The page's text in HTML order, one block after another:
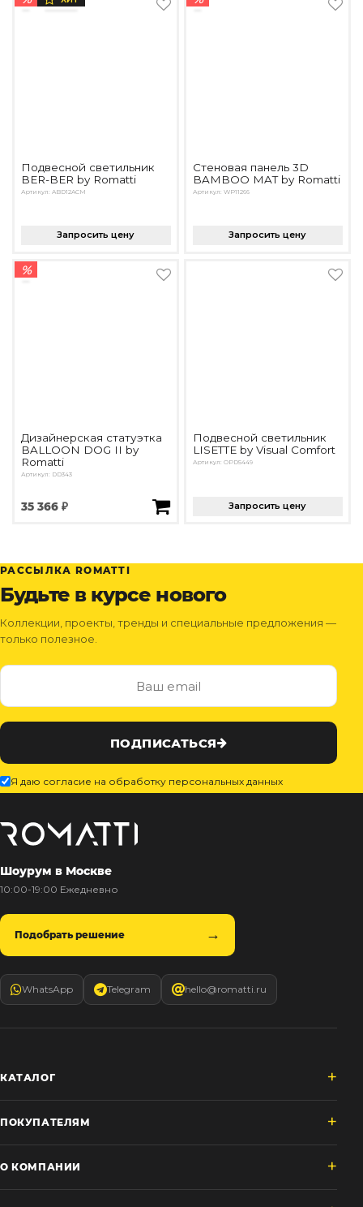
Подвесной светильник
BER-BER by Romatti
Артикул: ABD12ACM
Запросить цену
Стеновая панель 3D
BAMBOO MAT by Romatti
Артикул: WP11266
Запросить цену
%
Дизайнерская статуэтка
BALLOON DOG II by
Romatti
Артикул: DD343
35 366 ₽
Подвесной светильник
LISETTE by Visual Comfort
Артикул: OPD5449
Запросить цену
РАССЫЛКА ROMATTI
Будьте в курсе нового
Коллекции, проекты, тренды и специальные предложения —
только полезное.
ПОДПИСАТЬСЯ
Я даю согласие на обработку персональных данных
Шоурум в Москве
10:00-19:00 Ежедневно
Подобрать решение
WhatsApp Telegram hello@romatti.ru
КАТАЛОГ
ПОКУПАТЕЛЯМ
О КОМПАНИИ